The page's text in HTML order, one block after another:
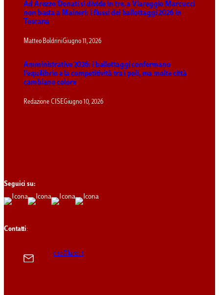
Ad Arezzo Donati si divide in tre, a Viareggio Marcucci
non basta a Maineri: i flussi dei ballottaggi 2026 in
Toscana
Matteo BoldriniGiugno 11, 2026
Amministrative 2026: i ballottaggi confermano
l’equilibrio e la competitività tra i poli, ma molte città
cambiano colore
Redazione CISEGiugno 10, 2026
Seguici su:
Contatti:
cise@luiss.it